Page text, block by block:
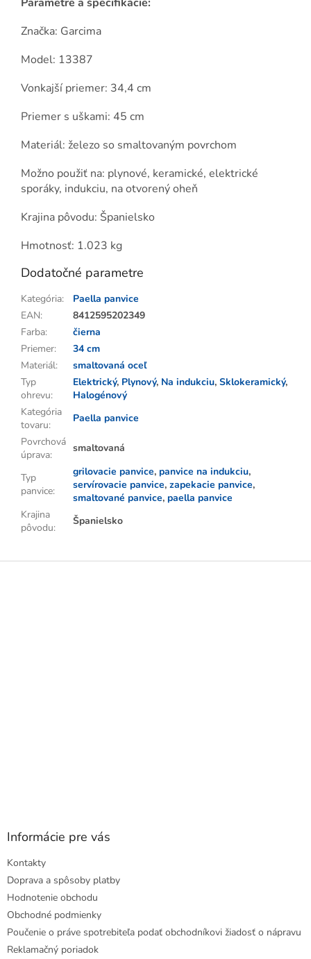
Značka: Garcima
Model: 13387
Vonkajší priemer: 34,4 cm
Priemer s uškami: 45 cm
Materiál: železo so smaltovaným povrchom
Možno použiť na: plynové, keramické, elektrické
sporáky, indukciu, na otvorený oheň
Krajina pôvodu: Španielsko
Hmotnosť: 1.023 kg
Dodatočné parametre
Kategória:
Paella panvice
EAN:
8412595202349
Farba:
čierna
Priemer:
34 cm
Materiál:
smaltovaná oceľ
Typ
ohrevu:
Elektrický, Plynový, Na indukciu, Sklokeramický,
Halogénový
Kategória
tovaru:
Paella panvice
Povrchová
úprava:
smaltovaná
Typ
panvice:
grilovacie panvice, panvice na indukciu,
servírovacie panvice, zapekacie panvice,
smaltované panvice, paella panvice
Krajina
pôvodu:
Španielsko
Z
Informácie pre vás
Kontakty
Doprava a spôsoby platby
Hodnotenie obchodu
Obchodné podmienky
Poučenie o práve spotrebiteľa podať obchodníkovi žiadosť o nápravu
Reklamačný poriadok